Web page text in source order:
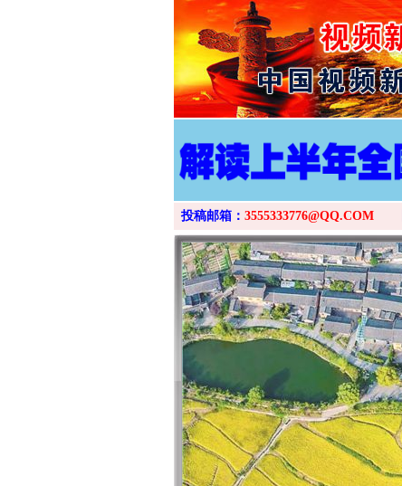
投稿邮箱： 3555333776@QQ.COM